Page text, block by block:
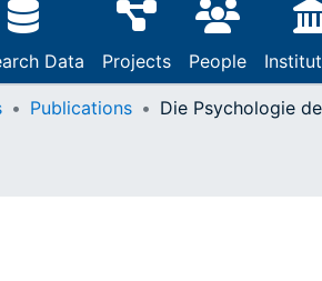
Data Projects People
Publications